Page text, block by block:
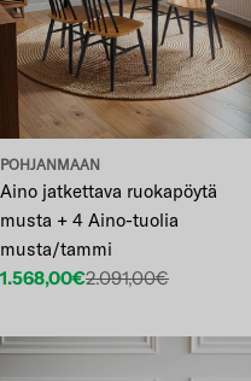
POHJANMAAN
Aino jatkettava ruokapöytä
musta + 4 Aino-tuolia
musta/tammi
Etuhinta
1.568,00€
Normaalihinta2.091,00€